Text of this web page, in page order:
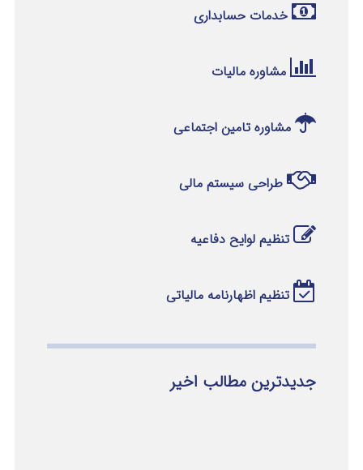
خدمات حسابداری
مشاوره مالیات
مشاوره تامین اجتماعی
طراحی سیستم مالی
تنظیم لوایح دفاعیه
تنظیم اظهارنامه مالیاتی
جدیدترین مطالب اخیر